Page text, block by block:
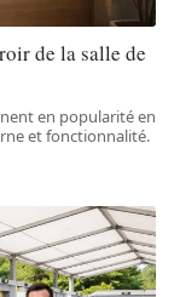
de la salle de
en popularité en
et fonctionnalité.